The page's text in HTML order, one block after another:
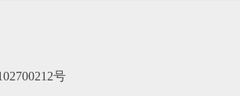
号